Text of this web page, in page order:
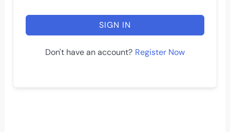
SIGN IN
Don't have an account? Register Now